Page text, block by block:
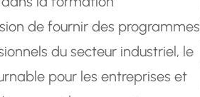
de fournir des programmes
du secteur industriel, le
pour les entreprises et